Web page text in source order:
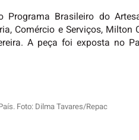
Brasileiro do
Comércio e Serviços,
A peça foi exposta no
Foto: Dilma Tavares/Repac